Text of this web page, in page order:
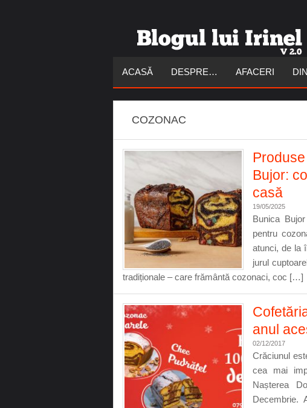
ACASĂ DESPRE… AFACERI
COZONAC
Bujor:
casă
19/05/2025
Bunica
pentru
atunci, de la
jurul
tradiționale – care frământă cozonaci, coc […]
anul
02/12/2017
Crăciunul
cea mai
Nașterea
Decembrie.